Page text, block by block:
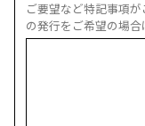
ご要望など特記事項
の発行をご希望の場合